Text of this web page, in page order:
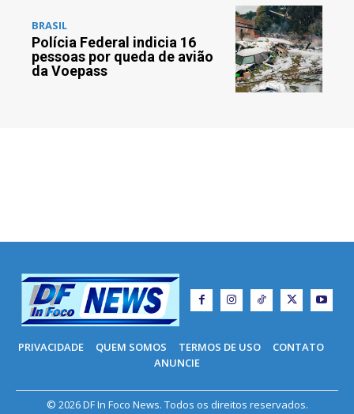
BRASIL
Polícia Federal indicia 16
pessoas por queda de avião
da Voepass
PRIVACIDADE QUEM SOMOS TERMOS DE USO
CONTATO
ANUNCIE
© 2026 DF In Foco News. Todos os direitos reservados.